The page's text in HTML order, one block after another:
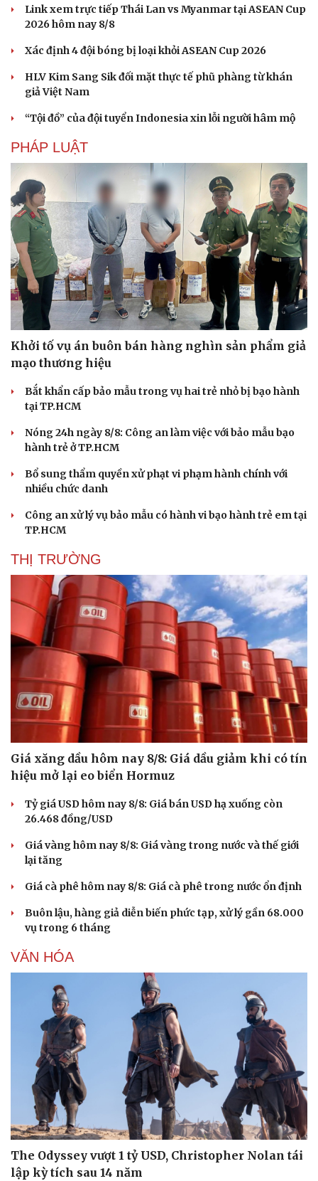
Cải chính
Link xem trực tiếp Thái Lan vs Myanmar tại ASEAN Cup
2026 hôm nay 8/8
Xác định 4 đội bóng bị loại khỏi ASEAN Cup 2026
HLV Kim Sang Sik đối mặt thực tế phũ phàng từ khán
giả Việt Nam
“Tội đồ” của đội tuyển Indonesia xin lỗi người hâm mộ
PHÁP LUẬT
Khởi tố vụ án buôn bán hàng nghìn sản phẩm giả
mạo thương hiệu
Bắt khẩn cấp bảo mẫu trong vụ hai trẻ nhỏ bị bạo hành
tại TP.HCM
Nóng 24h ngày 8/8: Công an làm việc với bảo mẫu bạo
hành trẻ ở TP.HCM
Bổ sung thẩm quyền xử phạt vi phạm hành chính với
nhiều chức danh
Công an xử lý vụ bảo mẫu có hành vi bạo hành trẻ em tại
TP.HCM
THỊ TRƯỜNG
Giá xăng dầu hôm nay 8/8: Giá dầu giảm khi có tín
hiệu mở lại eo biển Hormuz
Tỷ giá USD hôm nay 8/8: Giá bán USD hạ xuống còn
26.468 đồng/USD
Giá vàng hôm nay 8/8: Giá vàng trong nước và thế giới
lại tăng
Giá cà phê hôm nay 8/8: Giá cà phê trong nước ổn định
Buôn lậu, hàng giả diễn biến phức tạp, xử lý gần 68.000
vụ trong 6 tháng
VĂN HÓA
The Odyssey vượt 1 tỷ USD, Christopher Nolan tái
lập kỳ tích sau 14 năm